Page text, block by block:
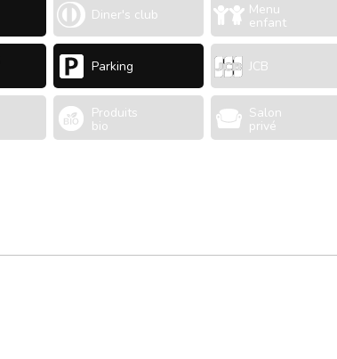
Diner's club Menu
enfant
Parking JCB
Produits
bio
Salon
privé